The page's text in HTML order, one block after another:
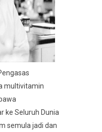
multivitamin
ke Seluruh Dunia
semula jadi dan